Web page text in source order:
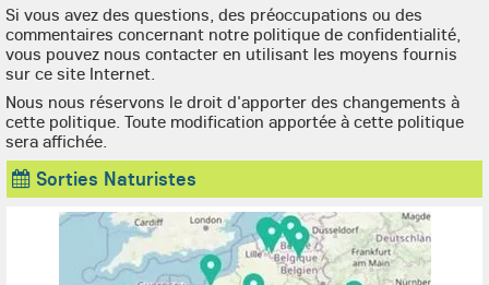
Si vous avez des questions, des préoccupations ou des
commentaires concernant notre politique de confidentialité,
vous pouvez nous contacter en utilisant les moyens fournis
sur ce site Internet.
Nous nous réservons le droit d'apporter des changements à
cette politique. Toute modification apportée à cette politique
sera affichée.
Sorties Naturistes